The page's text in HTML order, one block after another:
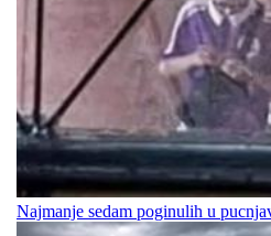
Najmanje sedam poginulih u